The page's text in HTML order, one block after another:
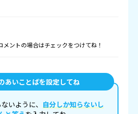
ントの場合はチェックをつけてね！
あいことばを設定してね
いように、 自分しか知らないし